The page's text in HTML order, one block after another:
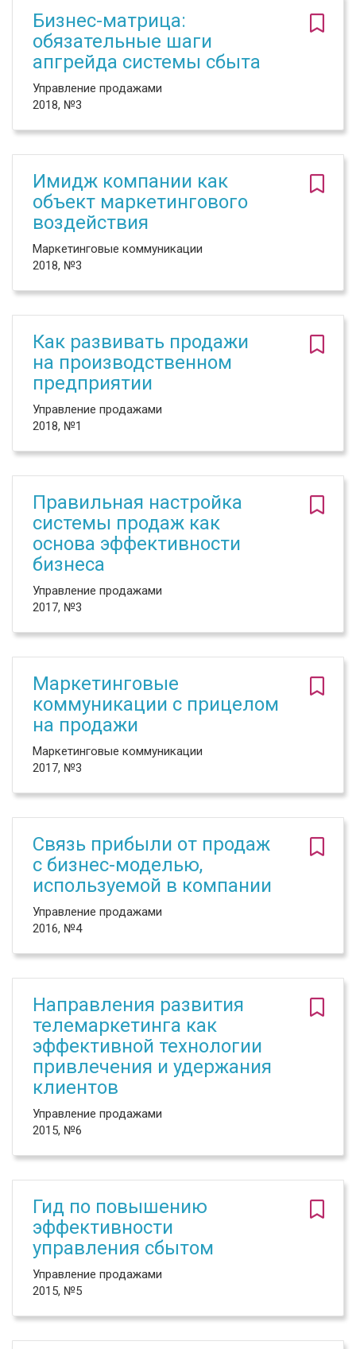
Бизнес-матрица:
обязательные шаги
апгрейда системы сбыта
Управление продажами
2018, №3
Имидж компании как
объект маркетингового
воздействия
Маркетинговые коммуникации
2018, №3
Как развивать продажи
на производственном
предприятии
Управление продажами
2018, №1
Правильная настройка
системы продаж как
основа эффективности
бизнеса
Управление продажами
2017, №3
Маркетинговые
коммуникации с прицелом
на продажи
Маркетинговые коммуникации
2017, №3
Связь прибыли от продаж
с бизнес-моделью,
используемой в компании
Управление продажами
2016, №4
Направления развития
телемаркетинга как
эффективной технологии
привлечения и удержания
клиентов
Управление продажами
2015, №6
Гид по повышению
эффективности
управления сбытом
Управление продажами
2015, №5